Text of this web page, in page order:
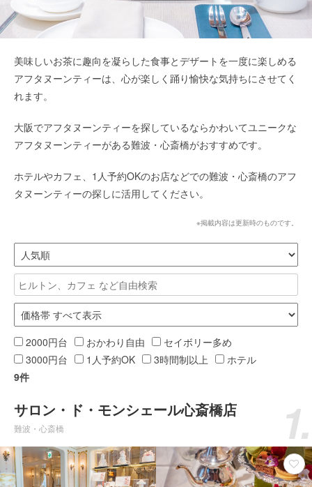
美味しいお茶に趣向を凝らした食事とデザートを一度に楽しめる
アフタヌーンティーは、心が楽しく踊り愉快な気持ちにさせてく
れます。
大阪でアフタヌーンティーを探しているならかわいてユニークな
アフタヌーンティーがある難波・心斎橋がおすすめです。
ホテルやカフェ、1人予約OKのお店などでの難波・心斎橋のアフ
タヌーンティーの探しに活用してください。
※掲載内容は更新時のものです。
2000円台 おかわり自由
セイボリー多め
3000円台
1人予約OK 3時間制以上
ホテル
9件
サロン・ド・モンシェール心斎橋店
難波・心斎橋